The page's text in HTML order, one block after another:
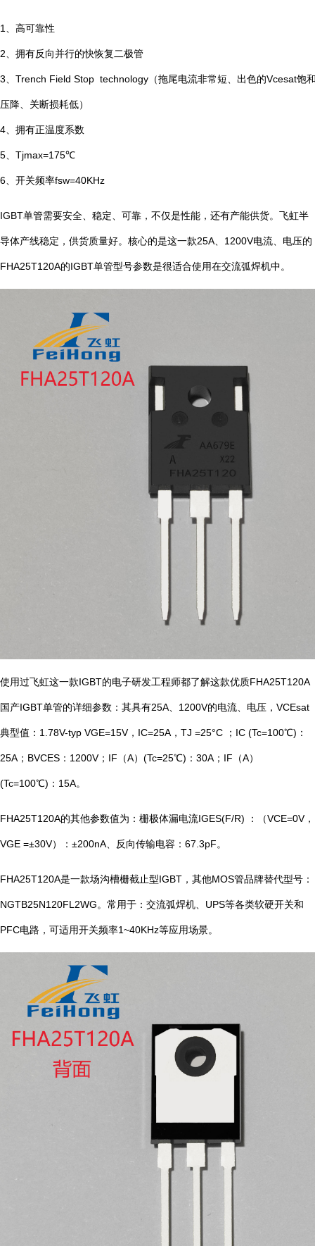
1、高可靠性
2、拥有反向并行的快恢复二极管
3、Trench Field Stop technology（拖尾电流非常短、出色的Vcesat饱
压降、关断损耗低）
4、拥有正温度系数
5、Tjmax=175℃
6、开关频率fsw=40KHz
IGBT单管需要安全、稳定、可靠，不仅是性能，还有产能供货。飞虹半
导体产线稳定，供货质量好。核心的是这一款25A、1200V电流、电压的
FHA25T120A的IGBT单管型号参数是很适合使用在交流弧焊机中。
使用过飞虹这一款IGBT的电子研发工程师都了解这款优质FHA25T120A
国产IGBT单管的详细参数：其具有25A、1200V的电流、电压，VCEsat
典型值：1.78V-typ VGE=15V，IC=25A，TJ =25°C ；IC (Tc=100℃)：
25A；BVCES：1200V；IF（A）(Tc=25℃)：30A；IF（A）
(Tc=100℃)：15A。
FHA25T120A的其他参数值为：栅极体漏电流IGES(F/R) ：（VCE=0V，
VGE =±30V）：±200nA、反向传输电容：67.3pF。
FHA25T120A是一款场沟槽栅截止型IGBT，其他MOS管品牌替代型号：
NGTB25N120FL2WG。常用于：交流弧焊机、UPS等各类软硬开关和
PFC电路，可适用开关频率1~40KHz等应用场景。